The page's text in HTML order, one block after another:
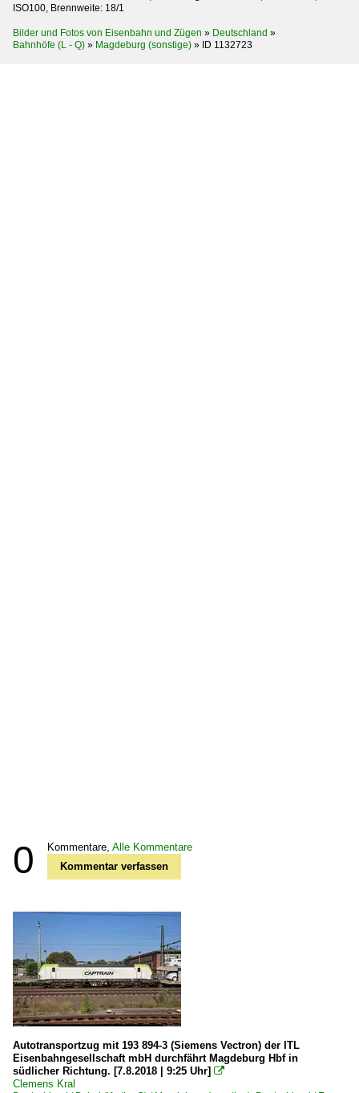
ISO100, Brennweite: 18/1
Bilder und Fotos von Eisenbahn und Zügen » Deutschland »
Bahnhöfe (L - Q) » Magdeburg (sonstige) » ID 1132723
0 Kommentare, Alle Kommentare
Kommentar verfassen
Autotransportzug mit 193 894-3 (Siemens Vectron) der ITL
Eisenbahngesellschaft mbH durchfährt Magdeburg Hbf in
südlicher Richtung. [7.8.2018 | 9:25 Uhr] 
Clemens Kral